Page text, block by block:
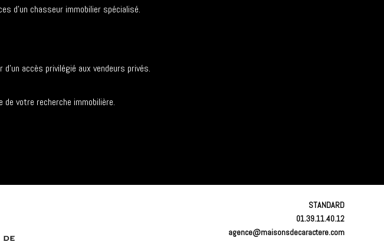
d’un chasseur immobilier spécialisé.
accès privilégié aux vendeurs privés.
votre recherche immobilière.
STANDARD
01.39.11.40.12
agence@maisonsdecaractere.com